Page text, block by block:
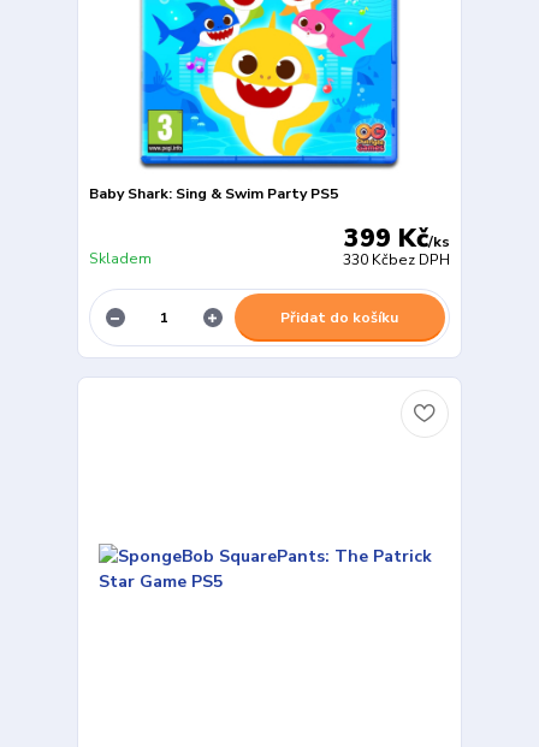
Baby Shark: Sing & Swim Party PS5
399 Kč/ks
330 Kčbez DPH
Skladem
Přidat do košíku